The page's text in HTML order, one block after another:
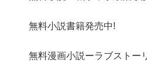
無料小説書籍発売中!
無料漫画小説ーラブストー